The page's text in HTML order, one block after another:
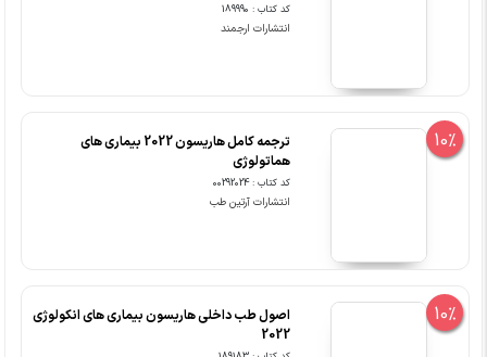
کد کتاب : 189990
انتشارات ارجمند
10%
ترجمه کامل هاریسون 2022 بیماری های
هماتولوژی
کد کتاب : 00292024
انتشارات آرتین طب
10%
اصول طب داخلی هاریسون بیماری های انکولوژی
2022